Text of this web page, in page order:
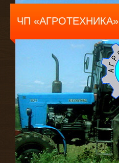
ЧП «АГРОТЕХНИКА»